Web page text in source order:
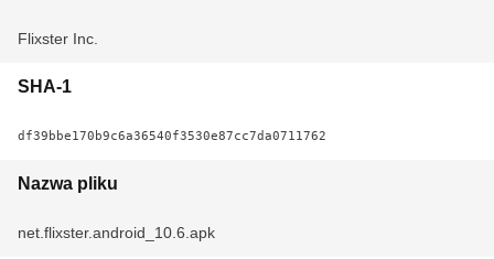
Flixster Inc.
SHA-1
df39bbe170b9c6a36540f3530e87cc7da0711762
Nazwa pliku
net.flixster.android_10.6.apk